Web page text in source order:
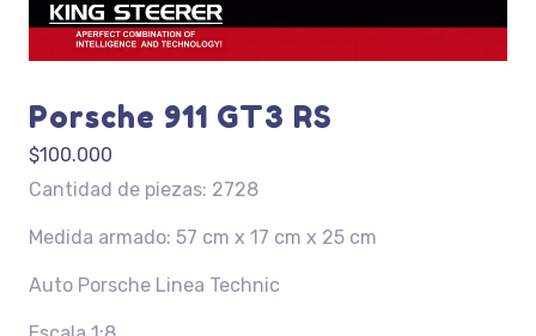
Porsche 911 GT3 RS
$100.000
Cantidad de piezas: 2728
Medida armado: 57 cm x 17 cm x 25 cm
Auto Porsche Linea Technic